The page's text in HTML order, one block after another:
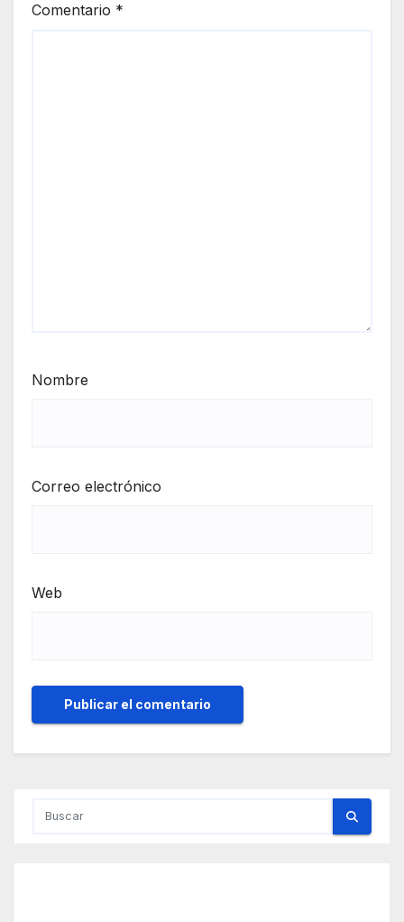
Comentario *
Nombre
Correo electrónico
Web